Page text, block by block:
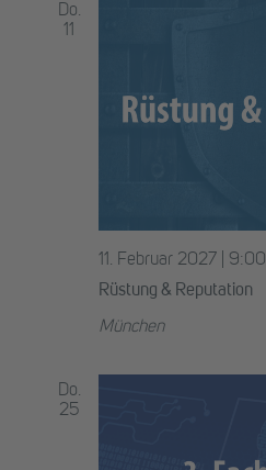
Do.
11
Rüstung & Reputation
11. Februar 2027 | 9:00
München
Do.
25